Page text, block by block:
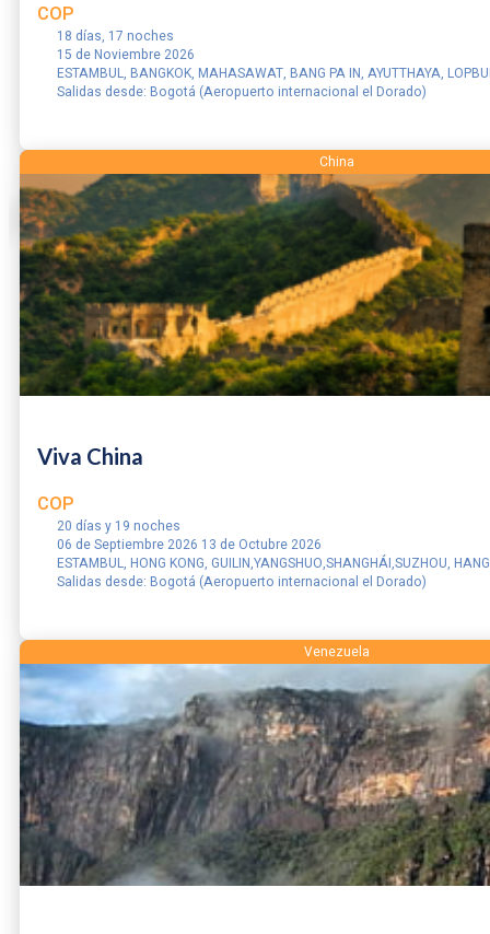
COP
18 días, 17 noches
15 de Noviembre 2026
ESTAMBUL, BANGKOK, MAHASAWAT, BANG PA IN, AYUTTHAYA,
Salidas desde: Bogotá (Aeropuerto internacional el Dorado)
Viva China
COP
20 días y 19 noches
06 de Septiembre 2026 13 de Octubre 2026
ESTAMBUL, HONG KONG, GUILIN,YANGSHUO,SHANGHÁI,SUZHOU,
Salidas desde: Bogotá (Aeropuerto internacional el Dorado)
China
Venezuela